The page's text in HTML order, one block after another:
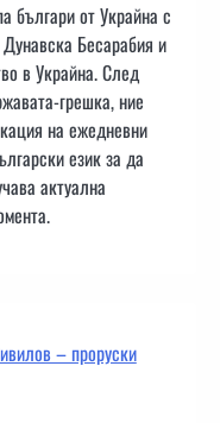
българи от Украйна с
Бесарабия и
в Украйна. След
грешка, ние
на ежедневни
език за да
актуална
– проруски